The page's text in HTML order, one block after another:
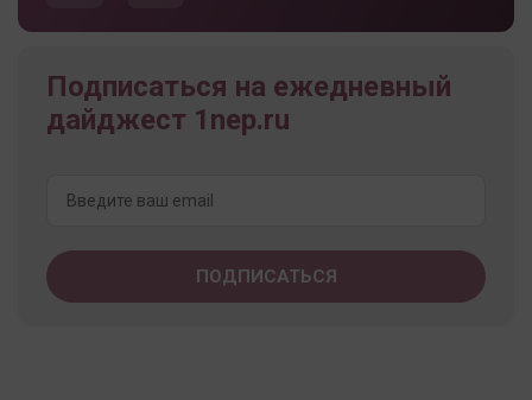
Подписаться на ежедневный
дайджест 1nep.ru